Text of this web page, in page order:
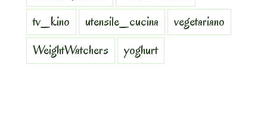
tv_kino
utensile_cucina
vegetariano
WeightWatchers
yoghurt